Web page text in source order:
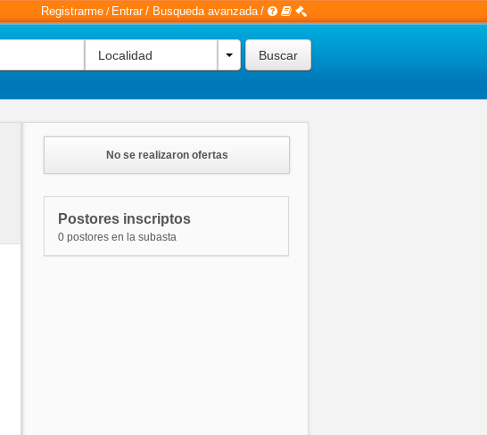
Registrarme / Entrar / Busqueda avanzada /
Localidad
No se realizaron ofertas
Postores inscriptos
0 postores en la subasta